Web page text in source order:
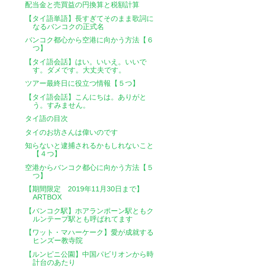
配当金と売買益の円換算と税額計算
【タイ語単語】長すぎてそのまま歌詞に
なるバンコクの正式名
バンコク都心から空港に向かう方法【６
つ】
【タイ語会話】はい。いいえ。いいで
す。ダメです。大丈夫です。
ツアー最終日に役立つ情報【５つ】
【タイ語会話】こんにちは。ありがと
う。すみません。
タイ語の目次
タイのお坊さんは偉いのです
知らないと逮捕されるかもしれないこと
【４つ】
空港からバンコク都心に向かう方法【５
つ】
【期間限定 2019年11月30日まで】
ARTBOX
【バンコク駅】ホアランポーン駅ともク
ルンテープ駅とも呼ばれてます
【ワット・マハーケーク】愛が成就する
ヒンズー教寺院
【ルンピニ公園】中国パビリオンから時
計台のあたり